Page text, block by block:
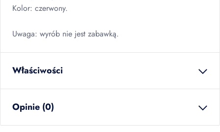
Kolor: czerwony.
Uwaga: wyrób nie jest zabawką.
Właściwości
ilość w opakowaniu
zbiorczym
Opinie (0)